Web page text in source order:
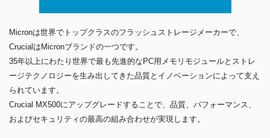
Micronは世界でトップクラスのフラッシュストレージメーカーで、
CrucialはMicronブランドの一つです。
35年以上にわたり世界で最も先進的なPC用メモリモジュールとストレ
ージテクノロジーを生み出してきた品質とイノベーションによって支え
られています。
Crucial MX500にアップグレードすることで、品質、パフォーマンス、
およびセキュリティの最高の組み合わせが実現します。